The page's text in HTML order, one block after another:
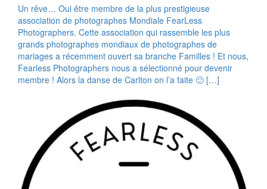
Un rêve… Oui être membre de la plus prestigieuse
association de photographes Mondiale FearLess
Photographers. Cette association qui rassemble les plus
grands photographes mondiaux de photographes de
mariages a récemment ouvert sa branche Familles ! Et nous,
Fearless Photographers nous a sélectionné pour devenir
membre ! Alors la danse de Carlton on l’a faite 🙂 […]